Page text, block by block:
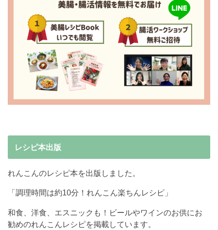
レシピ本出版
れんこんのレシピ本を出版しました。
「調理時間は約10分！れんこん楽ちんレシピ」
和食、洋食、エスニックも！ビールやワインのお供にお
勧めのれんこんレシピを掲載しています。